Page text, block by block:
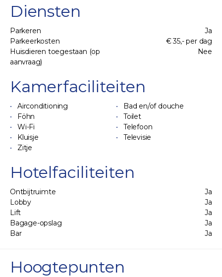
Diensten
Parkeren
Ja
Parkeerkosten
€ 35,- per dag
Huisdieren toegestaan (op
aanvraag)
Nee
Kamerfaciliteiten
Airconditioning
Bad en/of douche
Föhn
Toilet
Wi-Fi
Telefoon
Kluisje
Televisie
Zitje
Hotelfaciliteiten
Ontbijtruimte
Ja
Lobby
Ja
Lift
Ja
Bagage-opslag
Ja
Bar
Ja
Hoogtepunten